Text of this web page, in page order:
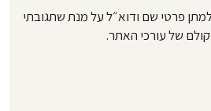
פרטי שם ודוא״ל על מנת שתגובתי
של עורכי האתר.